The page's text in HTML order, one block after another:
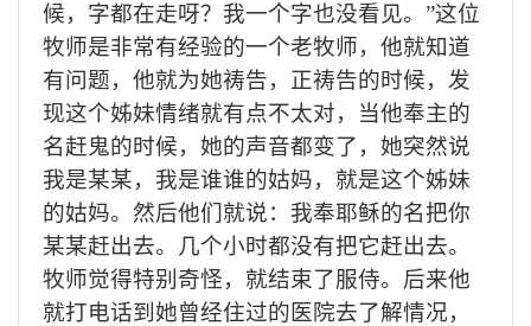
候，字都在走呀？我一个字也没看见。”这位
牧师是非常有经验的一个老牧师，他就知道
有问题，他就为她祷告，正祷告的时候，发
现这个姊妹情绪就有点不太对，当他奉主的
名赶鬼的时候，她的声音都变了，她突然说
我是某某，我是谁谁的姑妈，就是这个姊妹
的姑妈。然后他们就说：我奉耶稣的名把你
某某赶出去。几个小时都没有把它赶出去。
牧师觉得特别奇怪，就结束了服侍。后来他
就打电话到她曾经住过的医院去了解情况，